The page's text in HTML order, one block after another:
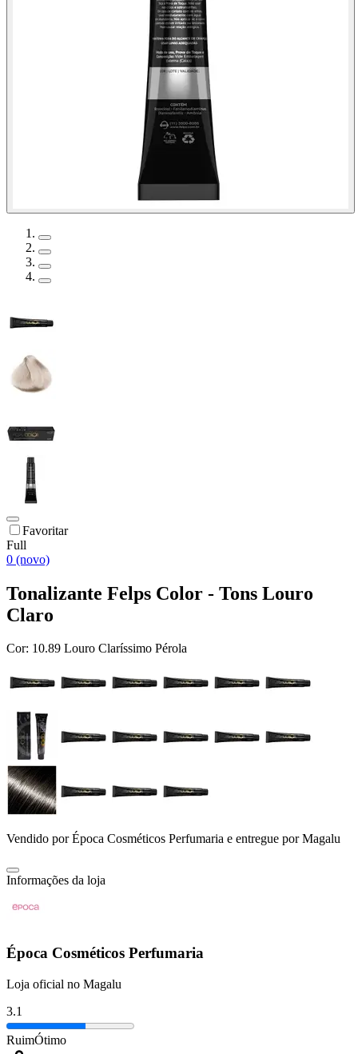
Favoritar
Full
0 (novo)
Tonalizante Felps Color - Tons Louro
Claro
Cor: 10.89 Louro Claríssimo Pérola
Vendido porÉpoca Cosméticos Perfumaria e entregue por Magalu
Informações da loja
Época Cosméticos Perfumaria
Loja oficial no Magalu
3.1
RuimÓtimo